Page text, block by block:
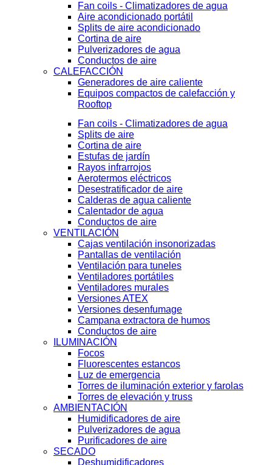
Fan coils - Climatizadores de agua
Aire acondicionado portátil
Splits de aire acondicionado
Cortina de aire
Pulverizadores de agua
Conductos de aire
CALEFACCIÓN
Generadores de aire caliente
Equipos compactos de calefacción y
Rooftop
Fan coils - Climatizadores de agua
Splits de aire
Cortina de aire
Estufas de jardín
Rayos infrarrojos
Aerotermos eléctricos
Desestratificador de aire
Calderas de agua caliente
Calentador de agua
Conductos de aire
VENTILACIÓN
Cajas ventilación insonorizadas
Pantallas de ventilación
Ventilación para tuneles
Ventiladores portátiles
Ventiladores murales
Versiones ATEX
Versiones desenfumage
Campana extractora de humos
Conductos de aire
ILUMINACIÓN
Focos
Fluorescentes estancos
Luz de emergencia
Torres de iluminación exterior y farolas
Torres de elevación y truss
AMBIENTACIÓN
Humidificadores de aire
Pulverizadores de agua
Purificadores de aire
SECADO
Deshumidificadores